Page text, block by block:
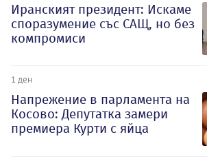
Иранският президент: Искаме
споразумение със САЩ, но без
компромиси
1 ден
Напрежение в парламента на
Косово: Депутатка замери
премиера Курти с яйца